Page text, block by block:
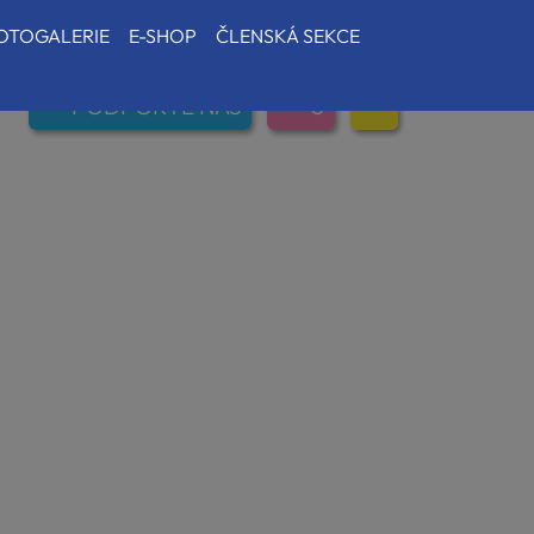
E-SHOP ČLENSKÁ SEKCE
PODPOŘTE NÁS 0